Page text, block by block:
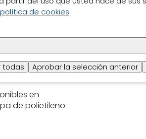
política de cookies.
todas Aprobar la selección anterior
seco por
de la fecha de
en
de polietileno